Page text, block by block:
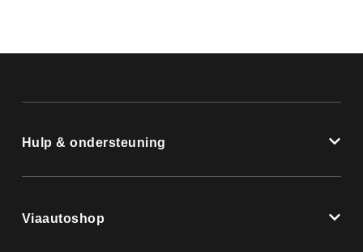
Hulp & ondersteuning
Viaautoshop